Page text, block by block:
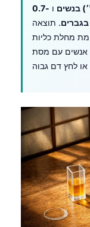
ו 0.7-
. תוצאה
מחלת כליות
אנשים עם מסת